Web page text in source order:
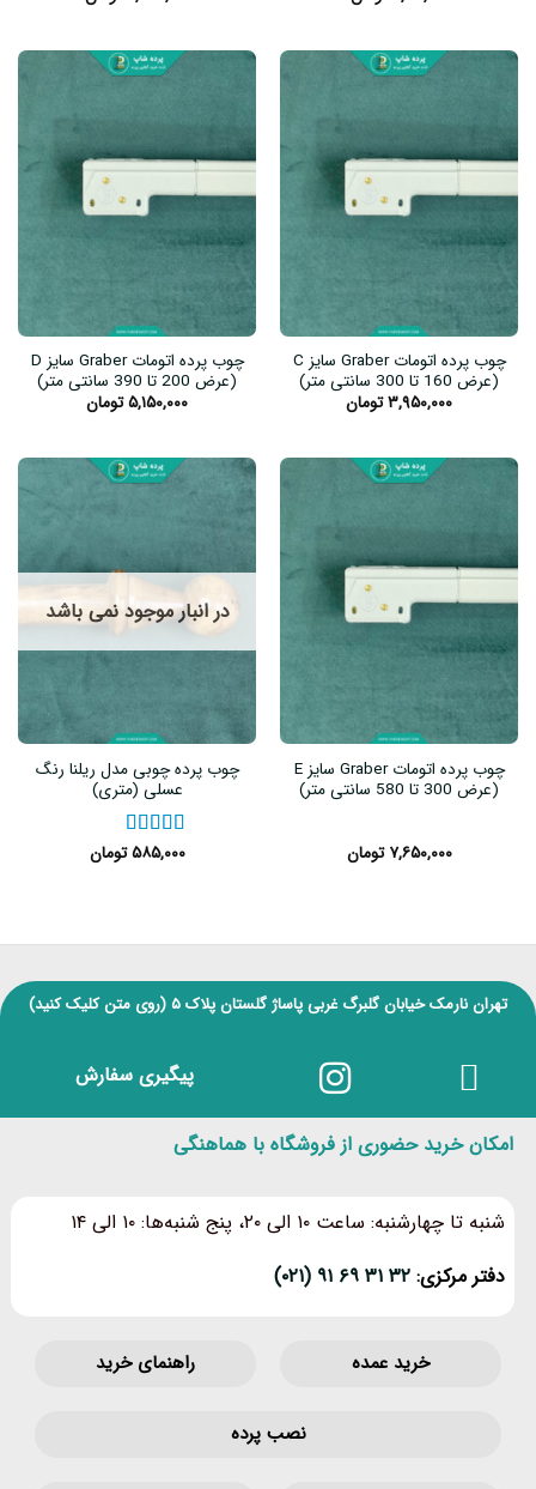
چوب پرده اتومات Graber سایز C
(عرض 160 تا 300 سانتی متر)
۳,۹۵۰,۰۰۰تومان
چوب پرده اتومات Graber سایز D
(عرض 200 تا 390 سانتی متر)
۵,۱۵۰,۰۰۰تومان
چوب پرده اتومات Graber سایز E
(عرض 300 تا 580 سانتی متر)
۷,۶۵۰,۰۰۰ تومان
در انبار موجود نمی باشد
چوب پرده چوبی مدل ریلنا رنگ
عسلی (متری)
نمره۵از ۵۵۸۵,۰۰۰ تومان
تهران نارمک خیابان گلبرگ غربی پاساژ گلستان پلاک ۵ (روی متن کلیک کنید)
پیگیری سفارش
امکان خرید حضوری از فروشگاه با هماهنگی
شنبه تا چهارشنبه: ساعت ۱۰ الی ۲۰، پنج شنبه‌ها: ۱۰ الی ۱۴
دفتر مرکزی: ۳۲ ۳۱ ۶۹ ۹۱ (۰۲۱)
خرید عمده راهنمای خرید
نصب پرده